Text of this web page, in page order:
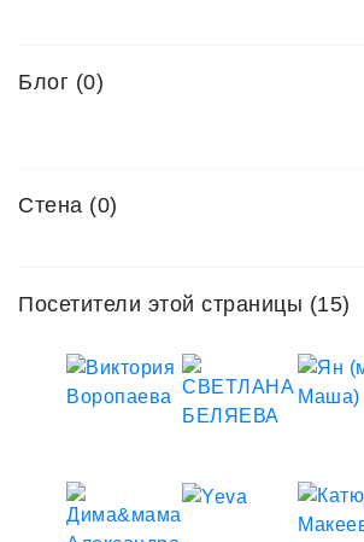
Блог (0)
Стена (0)
Посетители этой страницы (15)